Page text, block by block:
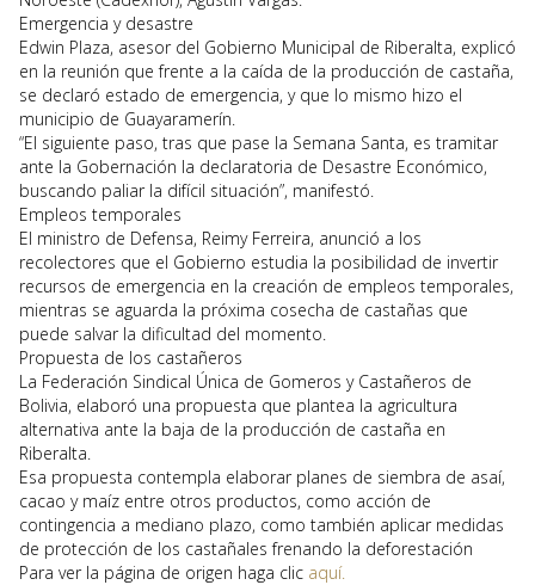
Emergencia y desastre
Edwin Plaza, asesor del Gobierno Municipal de Riberalta, explicó
en la reunión que frente a la caída de la producción de castaña,
se declaró estado de emergencia, y que lo mismo hizo el
municipio de Guayaramerín.
“El siguiente paso, tras que pase la Semana Santa, es tramitar
ante la Gobernación la declaratoria de Desastre Económico,
buscando paliar la difícil situación”, manifestó.
Empleos temporales
El ministro de Defensa, Reimy Ferreira, anunció a los
recolectores que el Gobierno estudia la posibilidad de invertir
recursos de emergencia en la creación de empleos temporales,
mientras se aguarda la próxima cosecha de castañas que
puede salvar la dificultad del momento.
Propuesta de los castañeros
La Federación Sindical Única de Gomeros y Castañeros de
Bolivia, elaboró una propuesta que plantea la agricultura
alternativa ante la baja de la producción de castaña en
Riberalta.
Esa propuesta contempla elaborar planes de siembra de asaí,
cacao y maíz entre otros productos, como acción de
contingencia a mediano plazo, como también aplicar medidas
de protección de los castañales frenando la deforestación
Para ver la página de origen haga clic aquí.